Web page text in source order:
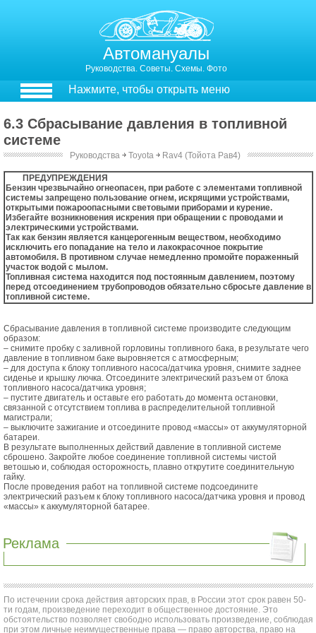
Автомануалы
Руководства. Советы. Схемы. Фото
Нажмите, чтобы открыть меню
6.3 Сбрасывание давления в топливной
системе
Руководства ￫ Toyota ￫ Rav4 (Тойота Рав4)
ПРЕДУПРЕЖДЕНИЯ
Бензин чрезвычайно огнеопасен, при работе с элементами топливной
системы запрещено пользование огнем, искрящими устройствами,
открытыми пожароопасными световыми приборами и курение.
Избегайте возникновения искрения при обращении с проводами и
электрическими устройствами.
Так как бензин является канцерогенным веществом, необходимо
исключить его попадание на тело и лакокрасочное покрытие
автомобиля. В противном случае немедленно промойте пораженный
участок водой с мылом.
Топливная система находится под постоянным давлением, поэтому
перед отсоединением трубопроводов обязательно сбросьте давление в
топливной системе.
Сбрасывание давления в топливной системе производите следующим
образом:
– снимите пробку с заливной горловины топливного бака, в результате чего
давление в топливном баке выровняется с атмосферным;
– для доступа к блоку топливного насоса/датчика уровня, снимите заднее
сиденье и крышку лючка. Отсоедините электрический разъем от блока
топливного насоса/датчика уровня;
– пустите двигатель и оставьте его работать до момента остановки,
связанной с отсутствием топлива в распределительной топливной
магистрали;
– выключите зажигание и отсоедините провод «массы» от аккумуляторной
батареи.
В результате выполненных действий давление в топливной системе
сброшено. Закройте любое соединение топливной системы чистой
ветошью и, соблюдая осторожность, плавно открутите соединительную
гайку.
После проведения работ на топливной системе подсоедините
электрический разъем к блоку топливного насоса/датчика уровня и провод
«массы» к аккумуляторной батарее.
Реклама
По истечении срока действия авторских прав, в России этот срок равен 50-
ти годам, произведение переходит в общественное достояние. Это
обстоятельство позволяет свободно использовать произведение, соблюдая
при этом личные неимущественные права — право авторства, право на